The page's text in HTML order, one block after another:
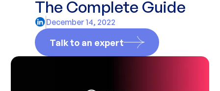
The Complete Guide
December 14, 2022
Talk to an expert